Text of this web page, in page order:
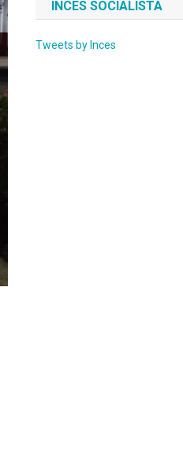
INCES SOCIALISTA
Tweets by Inces